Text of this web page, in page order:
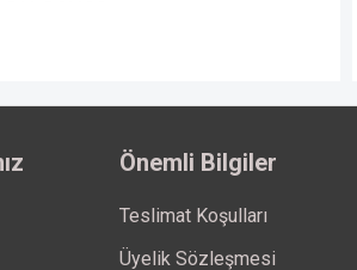
Önemli Bilgiler
Teslimat Koşulları
Üyelik Sözleşmesi